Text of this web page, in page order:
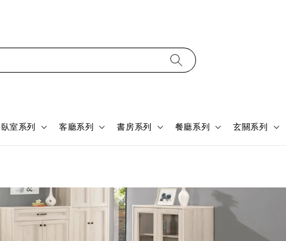
臥室系列 客廳系列 書房系列 餐廳系列 玄關系列